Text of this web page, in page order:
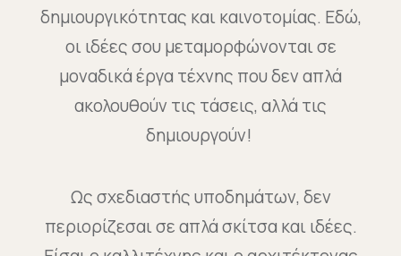
δημιουργικότητας και καινοτομίας. Εδώ,
οι ιδέες σου μεταμορφώνονται σε
μοναδικά έργα τέχνης που δεν απλά
ακολουθούν τις τάσεις, αλλά τις
δημιουργούν!
Ως σχεδιαστής υποδημάτων, δεν
περιορίζεσαι σε απλά σκίτσα και ιδέες.